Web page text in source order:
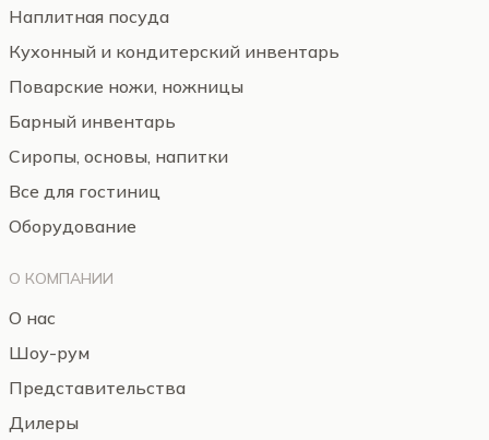
Наплитная посуда
Кухонный и кондитерский инвентарь
Поварские ножи, ножницы
Барный инвентарь
Сиропы, основы, напитки
Все для гостиниц
Оборудование
О КОМПАНИИ
О нас
Шоу-рум
Представительства
Дилеры